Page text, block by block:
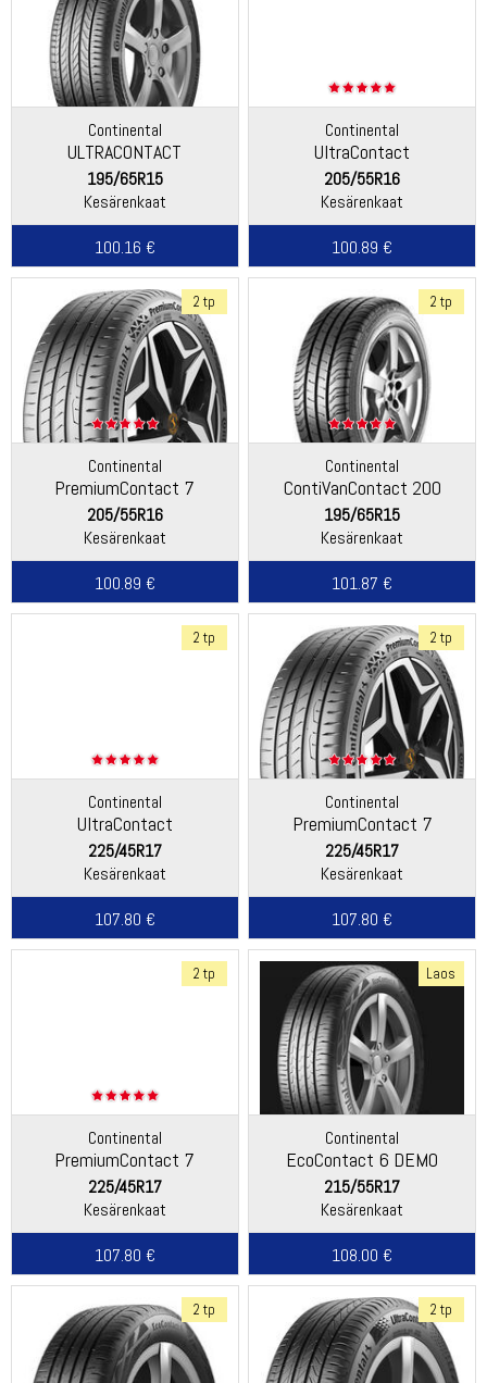
Continental
ULTRACONTACT
195/65R15
Kesärenkaat
100.16 €
Continental
UltraContact
205/55R16
Kesärenkaat
100.89 €
2 tp
Continental
PremiumContact 7
205/55R16
Kesärenkaat
100.89 €
2 tp
Continental
ContiVanContact 200
195/65R15
Kesärenkaat
101.87 €
2 tp
Continental
UltraContact
225/45R17
Kesärenkaat
107.80 €
2 tp
Continental
PremiumContact 7
225/45R17
Kesärenkaat
107.80 €
2 tp
Continental
PremiumContact 7
225/45R17
Kesärenkaat
107.80 €
Laos
Continental
EcoContact 6 DEMO
215/55R17
Kesärenkaat
108.00 €
2 tp 2 tp